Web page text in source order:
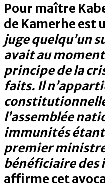
Pour maître
de Kamerhe est
juge quelqu’un
avait au
principe de la
faits. Il
l’assemblée
immunités
premier ministre
bénéficiaire
affirme cet